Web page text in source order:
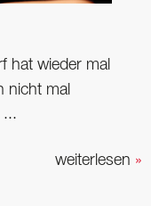
hat wieder mal
nicht mal
...
weiterlesen »